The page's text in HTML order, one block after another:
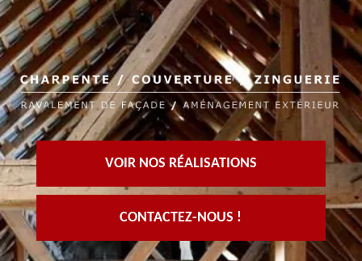
VOIR NOS RÉALISATIONS
CONTACTEZ-NOUS !